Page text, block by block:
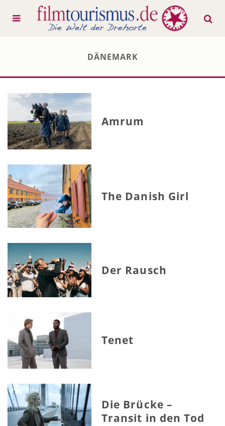
DÄNEMARK
Amrum
The Danish Girl
Der Rausch
Tenet
Die Brücke –
Transit in den Tod